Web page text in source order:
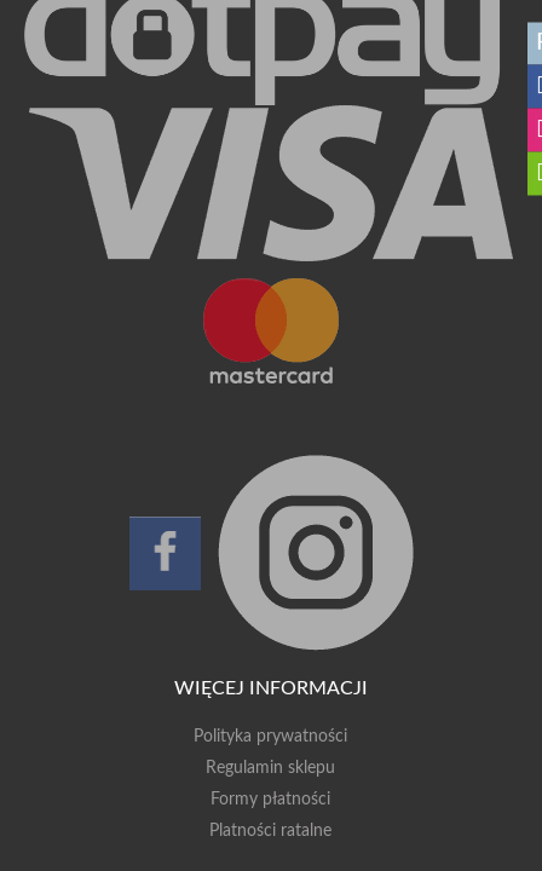
WIĘCEJ INFORMACJI
Polityka prywatności
Regulamin sklepu
Formy płatności
Platności ratalne